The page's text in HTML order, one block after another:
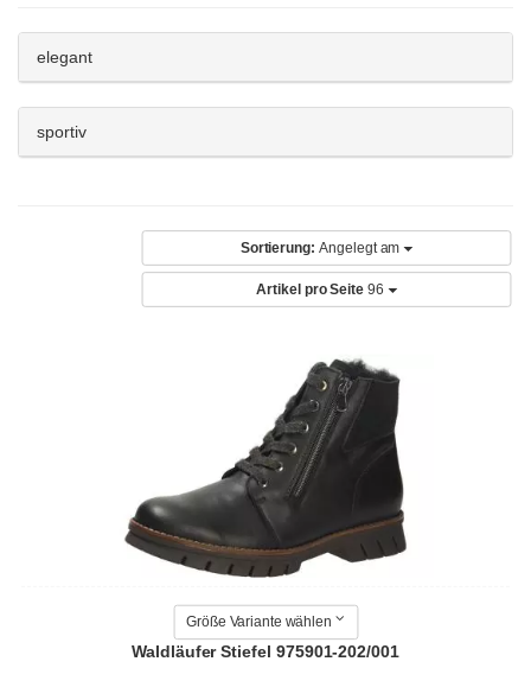
elegant
sportiv
Sortierung: Angelegt am
Artikel pro Seite 96
Größe Variante wählen
Waldläufer Stiefel 975901-202/001